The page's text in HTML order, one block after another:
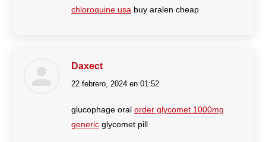
chloroquine usa buy aralen cheap
Daxect
dice:
22 febrero, 2024 en 01:52
glucophage oral order glycomet 1000mg
generic glycomet pill